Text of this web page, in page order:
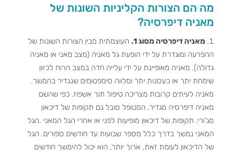
מה הם הצורות הקליניות השונות של
מאניה דיפרסיה?
מאניה דיפרסיה מסוג 1.
העוצמתית מבין הצורות השונות של
ההפרעה ומוגדרת על ידי הופעת גל מאניה (מצב מאני או מאניה
גדולה). מאניה מאופיינת על ידי עלייה חדה במצב הרוח לכיוון
שימחת יתר או כעסנות יתר ומלווה סימפטומים שנגדיר בהמשך.
מאניה לעיתים קרובות מצריכה טיפול תוך אשפוז. כפי שהשם
מאניה דיפרסיה מגדיר, המטופל סובל גם תקופות של דיכאון
מג'ורי. תקופות של דיכאון מופיעות לפני או אחרי הגל המאני .הגל
המאני נמשך בדרך כלל מספר שבועות עד חודשים ספורים. הגל
של הדיכאון לעומת זאת, ארוך יותר, הוא יכול להימשך חודשים